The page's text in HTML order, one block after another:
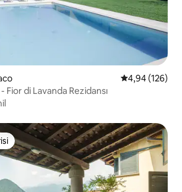
5 üzerinden
4,94 (126)
Fior di Lavanda Rezidansı